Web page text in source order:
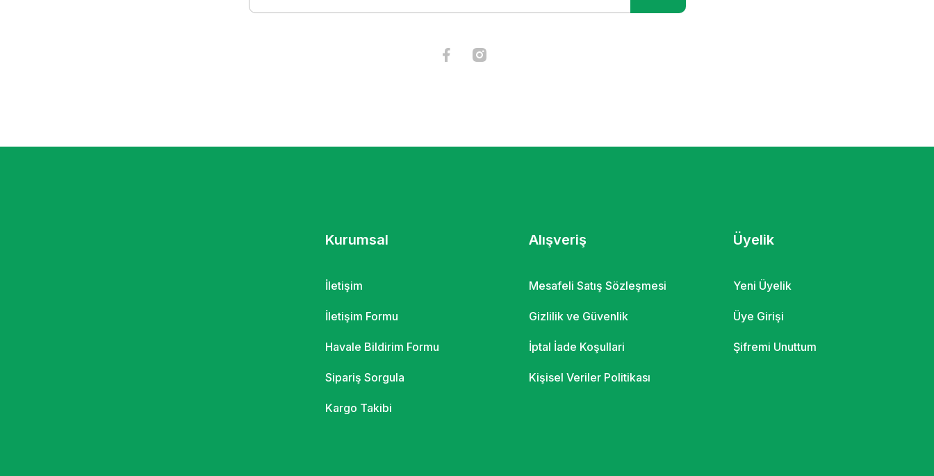
Kurumsal
İletişim
İletişim Formu
Havale Bildirim Formu
Sipariş Sorgula
Kargo Takibi
Alışveriş
Mesafeli Satış Sözleşmesi
Gizlilik ve Güvenlik
İptal İade Koşullari
Kişisel Veriler Politikası
Üyelik
Yeni Üyelik
Üye Girişi
Şifremi Unuttum